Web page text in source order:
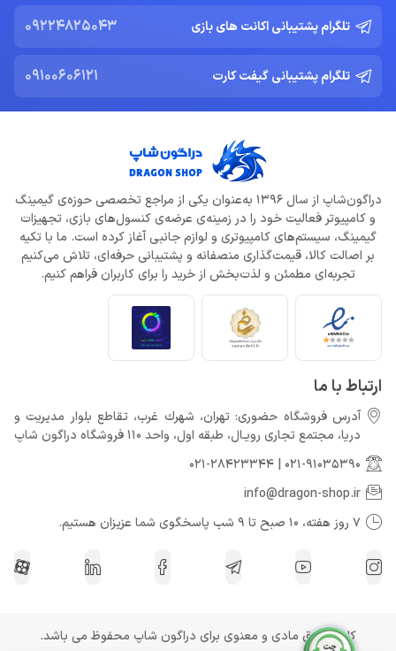
Nemesis
خرداد 22, 1404
افزایش قیمت بازی‌ها؛ آیا Xbox بازیکنان را به Game Pass سوق
می‌دهد؟
خرداد 22, 1404
Call of Duty: Black Ops 7 برای کنسول‌های نسل هشتم هم می‌آید
خرداد 22, 1404
تلگرام پشتیبانی اکانت های بازی 09224825043
تلگرام پشتیبانی گیفت کارت 09100606121
دراگون‌شاپ از سال 1396 به‌عنوان یکی از مراجع تخصصی حوزه‌ی گیمینگ
و کامپیوتر فعالیت خود را در زمینه‌ی عرضه‌ی کنسول‌های بازی، تجهیزات
گیمینگ، سیستم‌های کامپیوتری و لوازم جانبی آغاز کرده است. ما با تکیه
بر اصالت کالا، قیمت‌گذاری منصفانه و پشتیبانی حرفه‌ای، تلاش می‌کنیم
تجربه‌ای مطمئن و لذت‌بخش از خرید را برای کاربران فراهم کنیم.
ارتباط با ما
آدرس فروشگاه حضوری: تهران، شهرك غرب، تقاطع بلوار مدیریت و
دريا، مجتمع تجارى رويـال، طبقه اول، واحد 110 فروشگاه دراگون شاپ
021-91035390
021-28423344
info@dragon-shop.ir
7 روز هفته، 10 صبح تا 9 شب پاسخگوی شما عزیزان هستیم.
کلیه حقوق مادی و معنوی برای دراگون شاپ محفوظ می باشد.